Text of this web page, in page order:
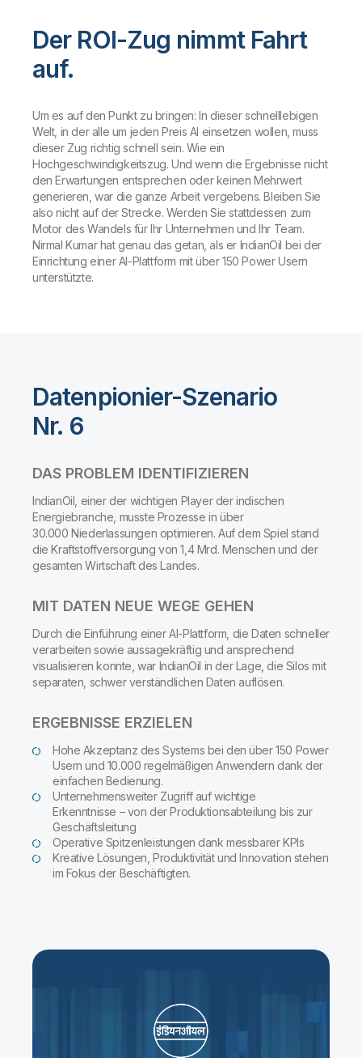
Der ROI-Zug nimmt Fahrt
auf.
Um es auf den Punkt zu bringen: In dieser schnelllebigen
Welt, in der alle um jeden Preis AI einsetzen wollen, muss
dieser Zug richtig schnell sein. Wie ein
Hochgeschwindigkeitszug. Und wenn die Ergebnisse nicht
den Erwartungen entsprechen oder keinen Mehrwert
generieren, war die ganze Arbeit vergebens. Bleiben Sie
also nicht auf der Strecke. Werden Sie stattdessen zum
Motor des Wandels für Ihr Unternehmen und Ihr Team.
Nirmal Kumar hat genau das getan, als er IndianOil bei der
Einrichtung einer AI-Plattform mit über 150 Power Usern
unterstützte.
Datenpionier-Szenario
Nr. 6
DAS PROBLEM IDENTIFIZIEREN
IndianOil, einer der wichtigen Player der indischen
Energiebranche, musste Prozesse in über
30.000 Niederlassungen optimieren. Auf dem Spiel stand
die Kraftstoffversorgung von 1,4 Mrd. Menschen und der
gesamten Wirtschaft des Landes.
MIT DATEN NEUE WEGE GEHEN
Durch die Einführung einer AI-Plattform, die Daten schneller
verarbeiten sowie aussagekräftig und ansprechend
visualisieren konnte, war IndianOil in der Lage, die Silos mit
separaten, schwer verständlichen Daten auflösen.
ERGEBNISSE ERZIELEN
Hohe Akzeptanz des Systems bei den über 150 Power
Usern und 10.000 regelmäßigen Anwendern dank der
einfachen Bedienung.
Unternehmensweiter Zugriff auf wichtige
Erkenntnisse – von der Produktionsabteilung bis zur
Geschäftsleitung
Operative Spitzenleistungen dank messbarer KPIs
Kreative Lösungen, Produktivität und Innovation stehen
im Fokus der Beschäftigten.